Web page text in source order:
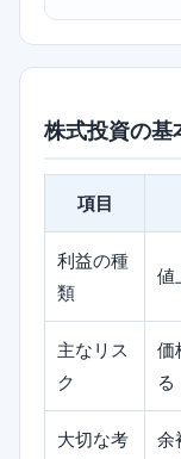
株式投資の基
項目
利益の種
類
値
主なリス
ク
価
る
大切な考
余